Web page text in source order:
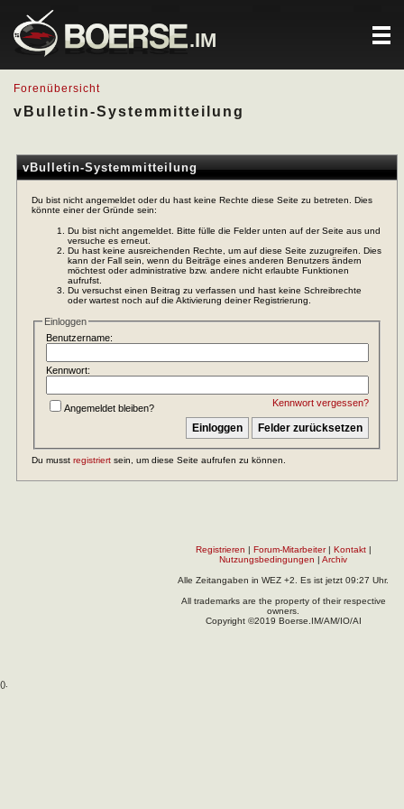
.IM
Forenübersicht
vBulletin-Systemmitteilung
vBulletin-Systemmitteilung
Du bist nicht angemeldet oder du hast keine Rechte diese Seite zu betreten. Dies
könnte einer der Gründe sein:
Du bist nicht angemeldet. Bitte fülle die Felder unten auf der Seite aus und
versuche es erneut.
Du hast keine ausreichenden Rechte, um auf diese Seite zuzugreifen. Dies
kann der Fall sein, wenn du Beiträge eines anderen Benutzers ändern
möchtest oder administrative bzw. andere nicht erlaubte Funktionen
aufrufst.
Du versuchst einen Beitrag zu verfassen und hast keine Schreibrechte
oder wartest noch auf die Aktivierung deiner Registrierung.
Einloggen
Benutzername:
Kennwort:
Kennwort vergessen?
Angemeldet bleiben?
Du musst registriert sein, um diese Seite aufrufen zu können.
Registrieren | Forum-Mitarbeiter| Kontakt|
Nutzungsbedingungen | Archiv
Alle Zeitangaben in WEZ +2. Es ist jetzt 09:27 Uhr.
All trademarks are the property of their respective
owners.
Copyright ©2019 Boerse.IM/AM/IO/AI
().